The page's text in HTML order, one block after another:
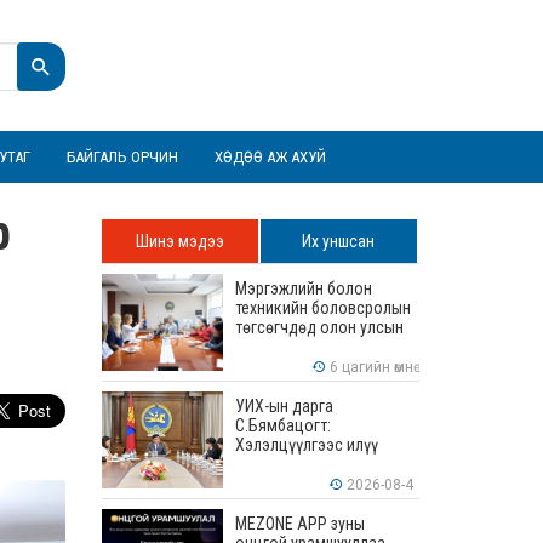
БАЙГАЛЬ ОРЧИН ХӨДӨӨ АЖ АХУЙ
Шинэ мэдээ Их уншсан
Мэргэжлийн болон
техникийн боловсролын
төгсөгчдөд олон улсын
зөвшөөрөгдөх ур
чадваруудыг олгоно
6 цагийн өмнө
УИХ-ын дарга
С.Бямбацогт:
Хэлэлцүүлгээс илүү
илүү бодит үр дүн чухал
2026-08-4
MEZONE APP зуны